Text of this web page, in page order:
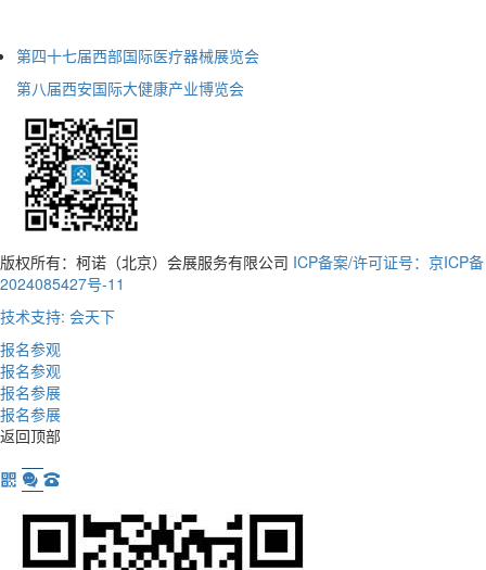
第四十七届西部国际医疗器械展览会
第八届西安国际大健康产业博览会
版权所有：柯诺（北京）会展服务有限公司 ICP备案/许可证号：京ICP备
2024085427号-11
技术支持: 会天下
报名参观
报名参观
报名参展
报名参展
返回顶部